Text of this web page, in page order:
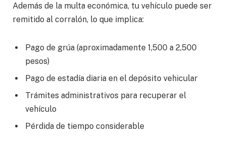
Además de la multa económica, tu vehículo puede ser
remitido al corralón, lo que implica:
Pago de grúa (aproximadamente 1,500 a 2,500
pesos)
Pago de estadía diaria en el depósito vehicular
Trámites administrativos para recuperar el
vehículo
Pérdida de tiempo considerable